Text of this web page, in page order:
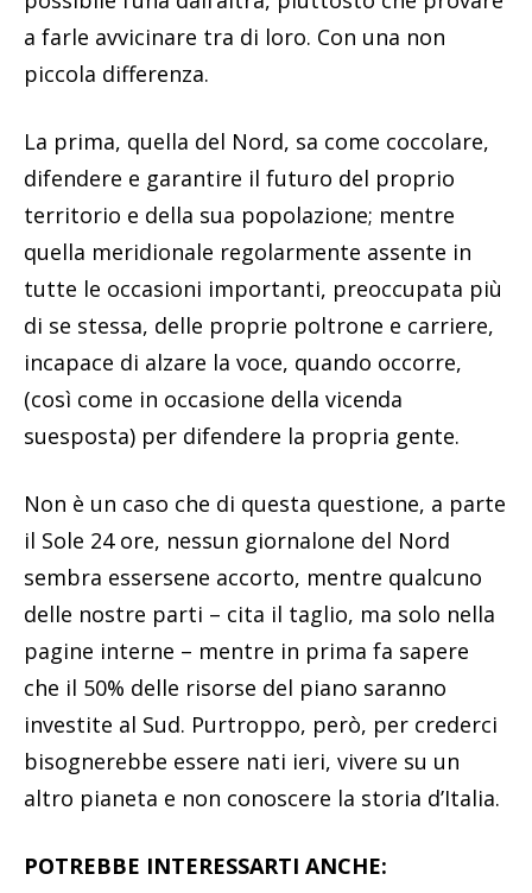
a farle avvicinare tra di loro. Con una non
piccola differenza.
La prima, quella del Nord, sa come coccolare,
difendere e garantire il futuro del proprio
territorio e della sua popolazione; mentre
quella meridionale regolarmente assente in
tutte le occasioni importanti, preoccupata più
di se stessa, delle proprie poltrone e carriere,
incapace di alzare la voce, quando occorre,
(così come in occasione della vicenda
suesposta) per difendere la propria gente.
Non è un caso che di questa questione, a parte
il Sole 24 ore, nessun giornalone del Nord
sembra essersene accorto, mentre qualcuno
delle nostre parti – cita il taglio, ma solo nella
pagine interne – mentre in prima fa sapere
che il 50% delle risorse del piano saranno
investite al Sud. Purtroppo, però, per crederci
bisognerebbe essere nati ieri, vivere su un
altro pianeta e non conoscere la storia d’Italia.
POTREBBE INTERESSARTI ANCHE: